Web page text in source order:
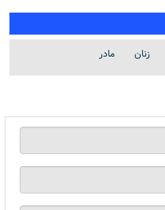
زنان مادر